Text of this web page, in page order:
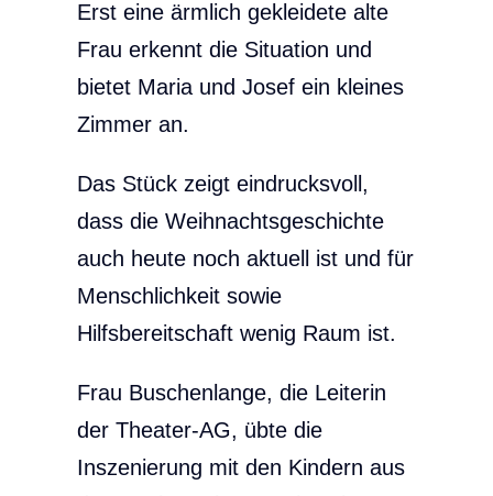
Erst eine ärmlich gekleidete alte
Frau erkennt die Situation und
bietet Maria und Josef ein kleines
Zimmer an.
Das Stück zeigt eindrucksvoll,
dass die Weihnachtsgeschichte
auch heute noch aktuell ist und für
Menschlichkeit sowie
Hilfsbereitschaft wenig Raum ist.
Frau Buschenlange, die Leiterin
der Theater-AG, übte die
Inszenierung mit den Kindern aus